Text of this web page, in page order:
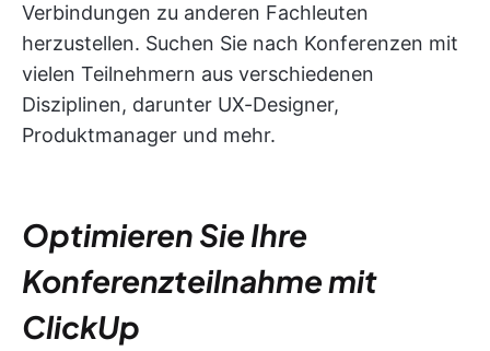
Verbindungen zu anderen Fachleuten
herzustellen. Suchen Sie nach Konferenzen mit
vielen Teilnehmern aus verschiedenen
Disziplinen, darunter UX-Designer,
Produktmanager und mehr.
Optimieren Sie Ihre
Konferenzteilnahme mit
ClickUp